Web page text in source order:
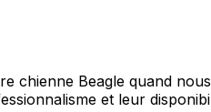
chienne Beagle quand
et leur